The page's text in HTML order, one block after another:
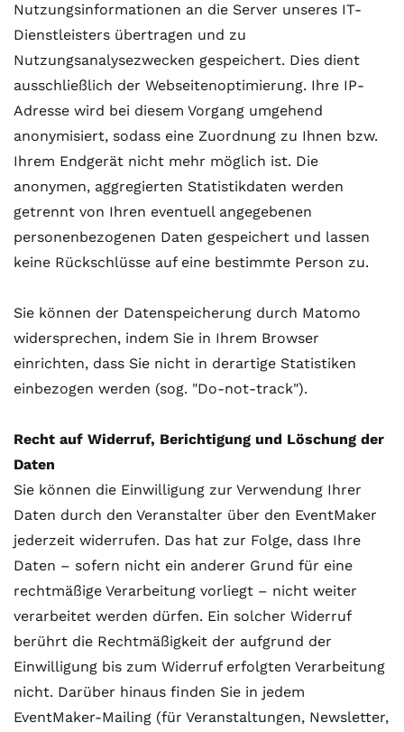
Nutzungsinformationen an die Server unseres IT-
Dienstleisters übertragen und zu
Nutzungsanalysezwecken gespeichert. Dies dient
ausschließlich der Webseitenoptimierung. Ihre IP-
Adresse wird bei diesem Vorgang umgehend
anonymisiert, sodass eine Zuordnung zu Ihnen bzw.
Ihrem Endgerät nicht mehr möglich ist. Die
anonymen, aggregierten Statistikdaten werden
getrennt von Ihren eventuell angegebenen
personenbezogenen Daten gespeichert und lassen
keine Rückschlüsse auf eine bestimmte Person zu.
Sie können der Datenspeicherung durch Matomo
widersprechen, indem Sie in Ihrem Browser
einrichten, dass Sie nicht in derartige Statistiken
einbezogen werden (sog. "Do-not-track").
Recht auf Widerruf, Berichtigung und Löschung der
Daten
Sie können die Einwilligung zur Verwendung Ihrer
Daten durch den Veranstalter über den EventMaker
jederzeit widerrufen. Das hat zur Folge, dass Ihre
Daten – sofern nicht ein anderer Grund für eine
rechtmäßige Verarbeitung vorliegt – nicht weiter
verarbeitet werden dürfen. Ein solcher Widerruf
berührt die Rechtmäßigkeit der aufgrund der
Einwilligung bis zum Widerruf erfolgten Verarbeitung
nicht. Darüber hinaus finden Sie in jedem
EventMaker-Mailing (für Veranstaltungen, Newsletter,